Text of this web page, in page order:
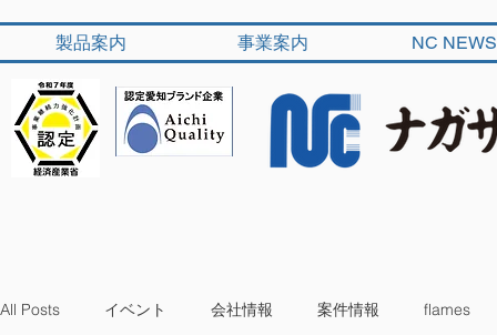
製品案内 事業案内 NC NEWS
All Posts イベント 会社情報 案件情報 flames